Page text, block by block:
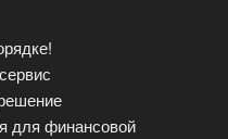
для финансовой